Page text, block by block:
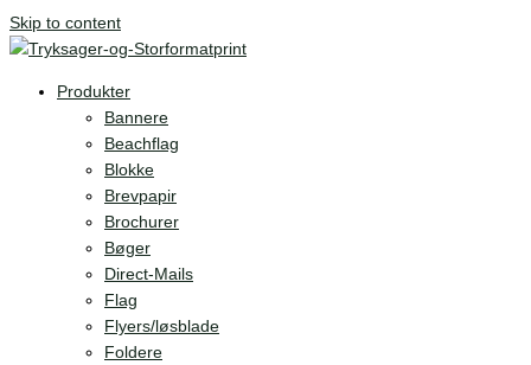
Skip to content
Produkter
Bannere
Beachflag
Blokke
Brevpapir
Brochurer
Bøger
Direct-Mails
Flag
Flyers/løsblade
Foldere